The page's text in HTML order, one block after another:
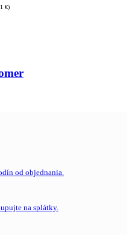
€)
od objednania.
na splátky.